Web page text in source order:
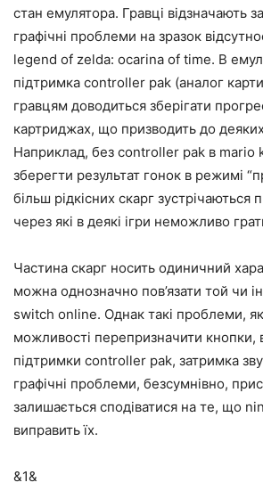
стан емулятора. Гравці відзначають
графічні проблеми на зразок
legend of zelda: ocarina of time. В
підтримка controller pak (аналог
гравцям доводиться зберігати
картриджах, що призводить до
Наприклад, без controller pak в
зберегти результат гонок в режимі
більш рідкісних скарг
через які в деякі ігри неможливо
Частина скарг носить одиничний
можна однозначно пов’язати той чи
switch online. Однак такі проблеми, як
можливості перепризначити кнопки,
підтримки controller pak, затримка
графічні проблеми, безсумнівно,
залишається сподіватися на те, що
виправить їх.
&1&